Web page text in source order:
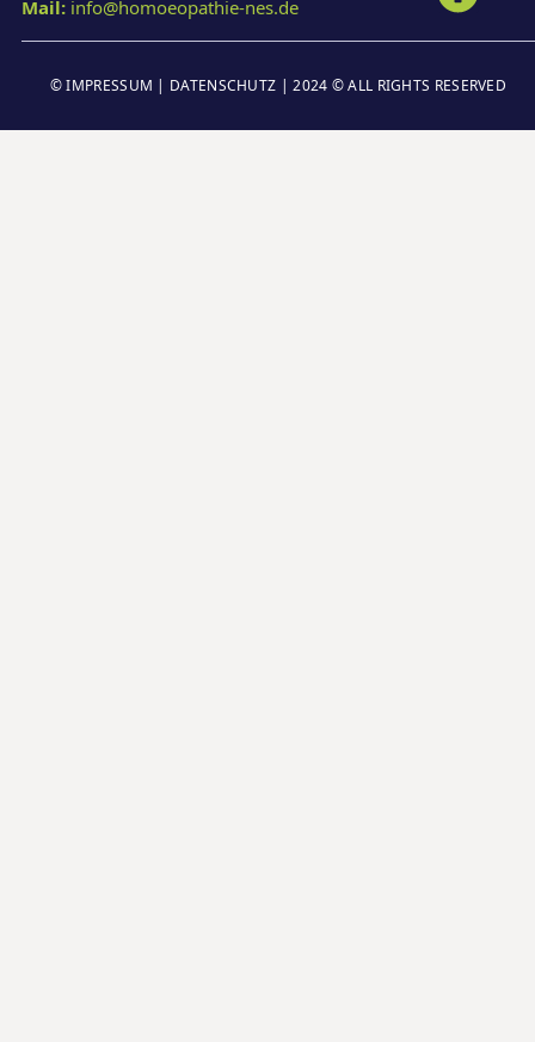
Mail: info@homoeopathie-nes.de
©IMPRESSUM | DATENSCHUTZ | 2024 © ALL RIGHTS RESERVED